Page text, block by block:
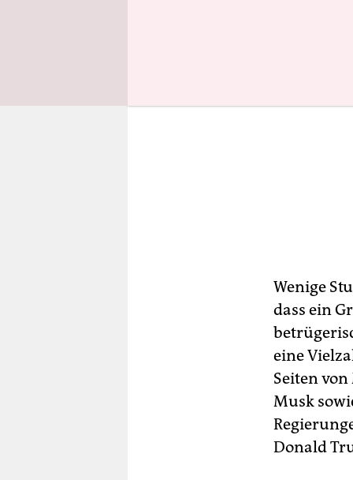
Wenige
dass ein
eine
Seiten
Musk
Donald